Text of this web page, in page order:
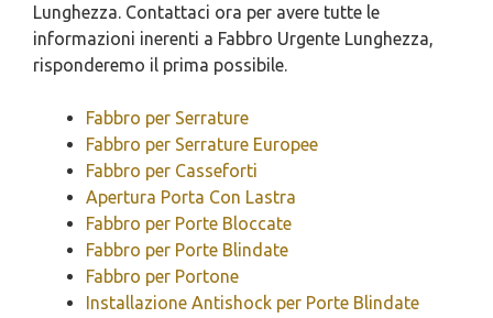
Fabbro per Serrature
Fabbro per Serrature Europee
Fabbro per Casseforti
Apertura Porta Con Lastra
Fabbro per Porte Bloccate
Fabbro per Porte Blindate
Fabbro per Portone
Installazione Antishock per Porte Blindate